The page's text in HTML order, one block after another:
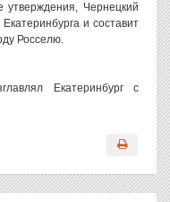
Чернецкий
и составит
Росселю.
Екатеринбург с